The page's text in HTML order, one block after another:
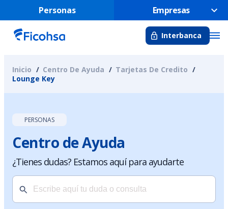
Personas Empresas
Interbanca
Inicio Centro De Ayuda
Tarjetas De Credito
Lounge Key
PERSONAS
Centro de Ayuda
¿Tienes dudas? Estamos aquí para ayudarte